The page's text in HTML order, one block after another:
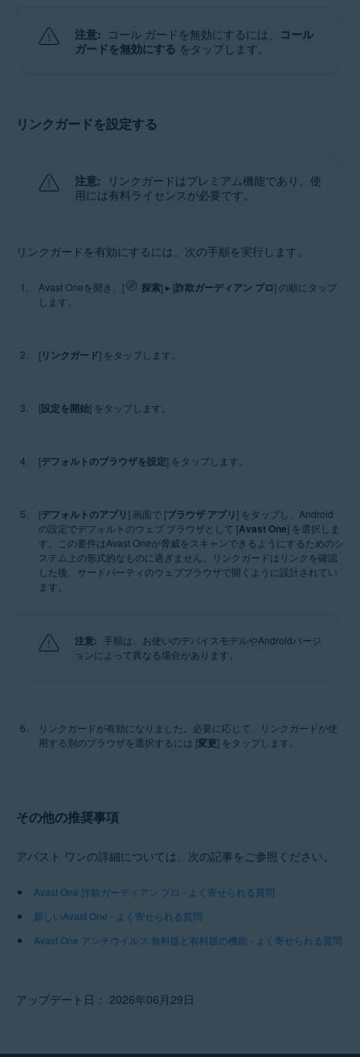
注意: コール ガードを無効にするには、 コール
ガードを無効にする をタップします。
リンクガードを設定する
注意:
リンクガードはプレミアム機能であり、使
用には有料ライセンスが必要です。
リンクガードを有効にするには、次の手順を実行します。
Avast Oneを開き、[ 探索] ▸ [詐欺ガーディアン プロ] の順にタップ
します。
[リンクガード] をタップします。
[設定を開始] をタップします。
[デフォルトのブラウザを設定] をタップします。
[デフォルトのアプリ] 画面で [ブラウザ アプリ] をタップし、Android
の設定でデフォルトのウェブ ブラウザとして [Avast One] を選択しま
す。この要件はAvast Oneが脅威をスキャンできるようにするためのシ
ステム上の形式的なものに過ぎません。リンクガードはリンクを確認
した後、サードパーティのウェブブラウザで開くように設計されてい
ます。
注意: 手順は、お使いのデバイスモデルやAndroidバージ
ョンによって異なる場合があります。
リンクガードが有効になりました。必要に応じて、リンクガードが使
用する別のブラウザを選択するには [変更] をタップします。
その他の推奨事項
アバスト ワンの詳細については、次の記事をご参照ください。
Avast One 詐欺ガーディアン プロ - よく寄せられる質問
新しいAvast One - よく寄せられる質問
Avast One アンチウイルス 無料版と有料版の機能 - よく寄せられる質問
アップデート日： 2026年06月29日